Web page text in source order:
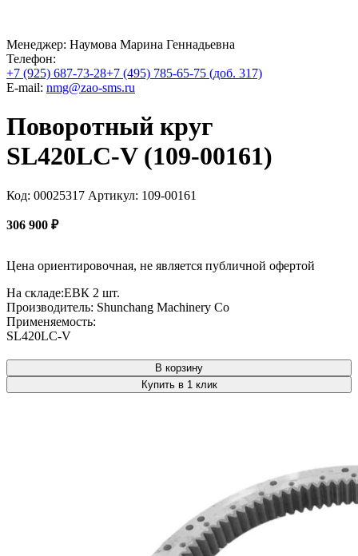
Менеджер: Наумова Марина Геннадьевна
Телефон:
+7 (925) 687-73-28+7 (495) 785-65-75 (доб. 317)
E-mail: nmg@zao-sms.ru
Поворотный круг
SL420LC-V (109-00161)
Код: 00025317 Артикул: 109-00161
306 900 ₽
Цена ориентировочная, не является публичной офертой
На складе:ЕВК 2 шт.
Производитель: Shunchang Machinery Co
Применяемость:
SL420LC-V
В корзину
Купить в 1 клик